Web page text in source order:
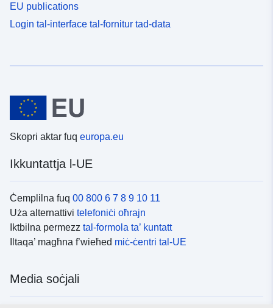
EU publications
Login tal-interface tal-fornitur tad-data
Skopri aktar fuq europa.eu
Ikkuntattja l-UE
Ċemplilna fuq 00 800 6 7 8 9 10 11
Uża alternattivi telefoniċi oħrajn
Iktbilna permezz tal-formola ta’ kuntatt
Iltaqa’ magħna f’wieħed miċ-ċentri tal-UE
Media soċjali